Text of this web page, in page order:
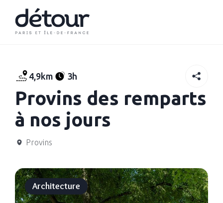
4,9km 3h
Provins des remparts
à nos jours
Provins
Architecture